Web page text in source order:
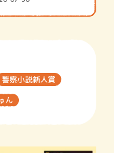
警察小説新人賞
ん